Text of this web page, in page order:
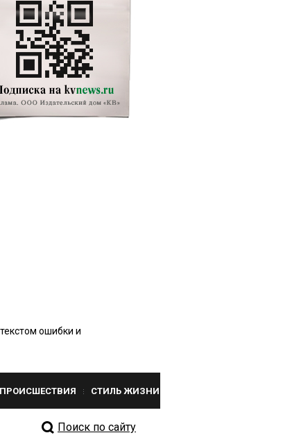
ошибки и
ПРОИСШЕСТВИЯ СТИЛЬ ЖИЗНИ
Поиск по сайту